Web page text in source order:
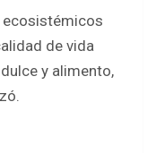
ecosistémicos
de vida
y alimento,